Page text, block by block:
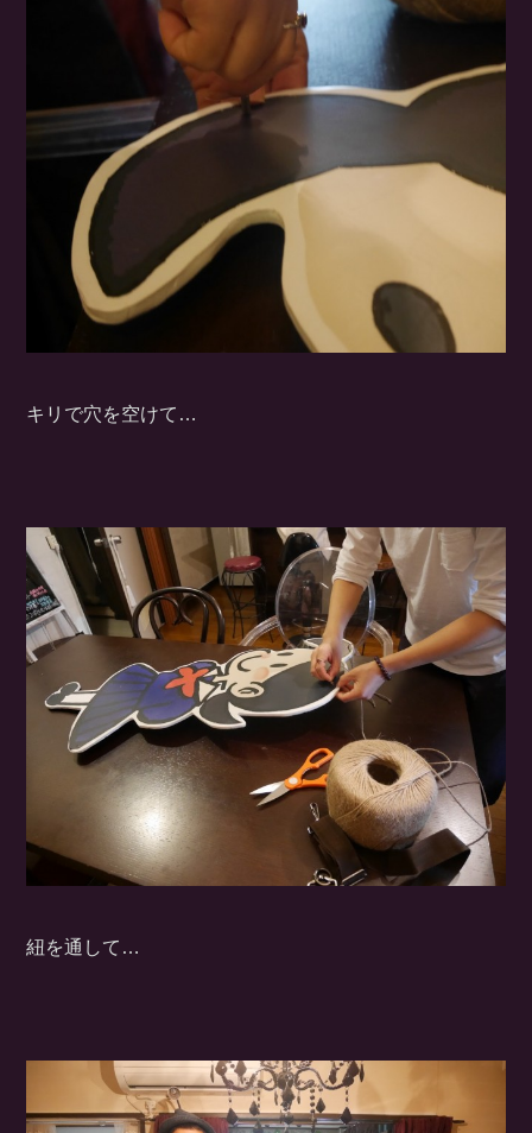
キリで穴を空けて…
紐を通して…